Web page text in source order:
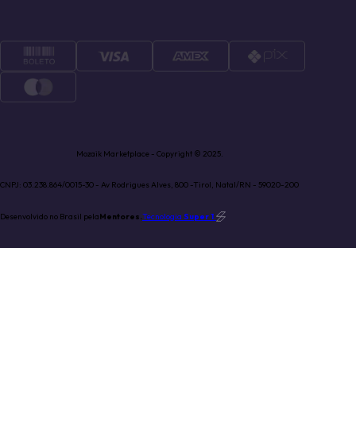
Mozaik Marketplace - Copyright © 2025.
CNPJ: 03.238.864/0015-30 - Av Rodrigues Alves, 800 -Tirol, Natal/RN - 59020-200
Desenvolvido no Brasil pelaMentores.Tecnologia Super 1.